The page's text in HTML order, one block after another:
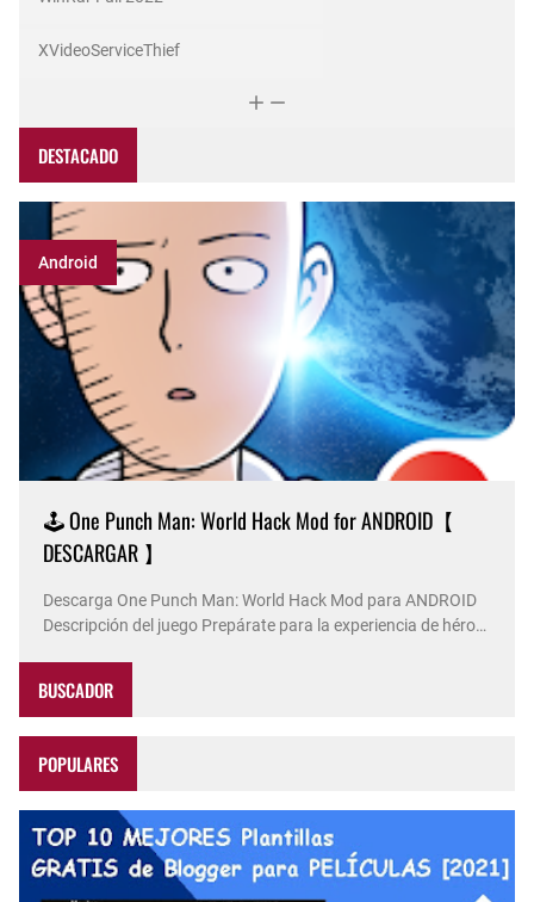
XVideoServiceThief
DESTACADO
Android
🕹️ One Punch Man: World Hack Mod for ANDROID【
DESCARGAR 】
Descarga One Punch Man: World Hack Mod para ANDROID
Descripción del juego Prepárate para la experiencia de héroe
BUSCADOR
POPULARES